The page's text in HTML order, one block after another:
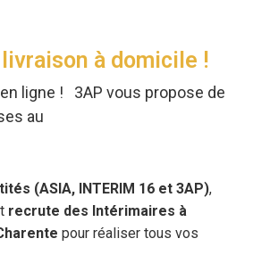
à domicile !
ligne ! 3AP vous propose de
au
(ASIA, INTERIM 16 et 3AP),
recrute des Intérimaires à
pour réaliser tous vos